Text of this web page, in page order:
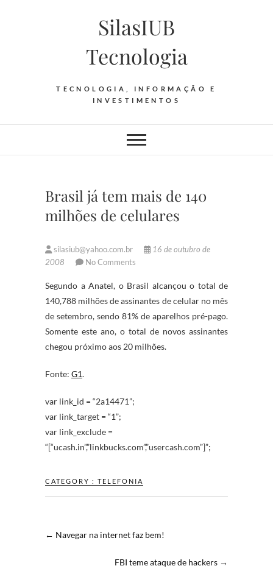
SilasIUB
Tecnologia
TECNOLOGIA, INFORMAÇÃO E
INVESTIMENTOS
Brasil já tem mais de 140
milhões de celulares
silasiub@yahoo.com.br
16 de outubro de
2008
No Comments
Segundo a Anatel, o Brasil alcançou o total de
140,788 milhões de assinantes de celular no mês
de setembro, sendo 81% de aparelhos pré-pago.
Somente este ano, o total de novos assinantes
chegou próximo aos 20 milhões.
Fonte: G1.
var link_id = “2a14471”;
var link_target = “1”;
var link_exclude =
“[“ucash.in”,”linkbucks.com”,”usercash.com”]”;
CATEGORY : TELEFONIA
← Navegar na internet faz bem!
FBI teme ataque de hackers →